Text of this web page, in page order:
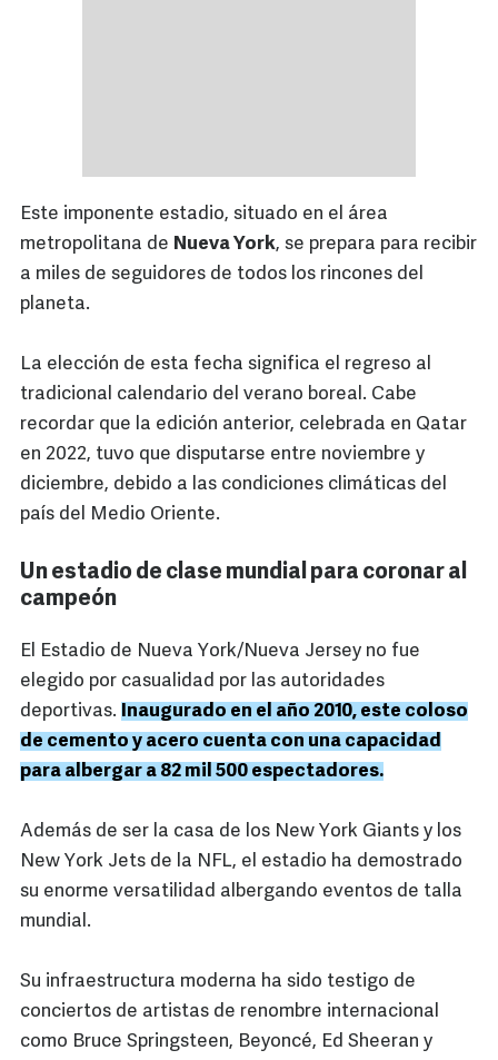
Este imponente estadio, situado en el área
metropolitana de Nueva York, se prepara para recibir
a miles de seguidores de todos los rincones del
planeta.
La elección de esta fecha significa el regreso al
tradicional calendario del verano boreal. Cabe
recordar que la edición anterior, celebrada en Qatar
en 2022, tuvo que disputarse entre noviembre y
diciembre, debido a las condiciones climáticas del
país del Medio Oriente.
Un estadio de clase mundial para coronar al
campeón
El Estadio de Nueva York/Nueva Jersey no fue
elegido por casualidad por las autoridades
deportivas. Inaugurado en el año 2010, este coloso
de cemento y acero cuenta con una capacidad
para albergar a 82 mil 500 espectadores.
Además de ser la casa de los New York Giants y los
New York Jets de la NFL, el estadio ha demostrado
su enorme versatilidad albergando eventos de talla
mundial.
Su infraestructura moderna ha sido testigo de
conciertos de artistas de renombre internacional
como Bruce Springsteen, Beyoncé, Ed Sheeran y